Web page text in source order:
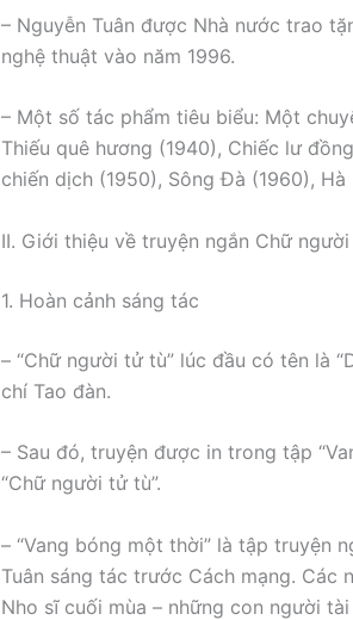
– Nguyễn Tuân được Nhà nước trao
nghệ thuật vào năm 1996.
– Một số tác phẩm tiêu biểu: Một
Thiếu quê hương (1940), Chiếc lư
chiến dịch (1950), Sông Đà (1960),
II. Giới thiệu về truyện ngắn Chữ
1. Hoàn cảnh sáng tác
– “Chữ người tử tù” lúc đầu có tên là
chí Tao đàn.
– Sau đó, truyện được in trong tập
“Chữ người tử tù”.
– “Vang bóng một thời” là tập truyện
Tuân sáng tác trước Cách mạng. Các
Nho sĩ cuối mùa – những con người